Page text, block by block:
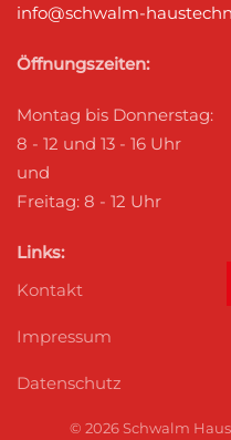
info@schwalm-
Öffnungszeiten:
Montag bis Donnerstag:
8 - 12 und 13 - 16 Uhr
und
Freitag: 8 - 12 Uhr
Links:
Kontakt
Impressum
Datenschutz
© 2026 Schwalm